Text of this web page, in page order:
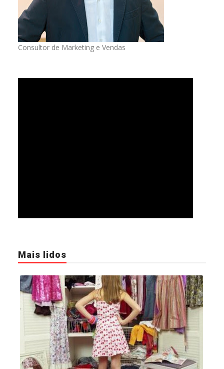
Consultor de Marketing e Vendas
Mais lidos